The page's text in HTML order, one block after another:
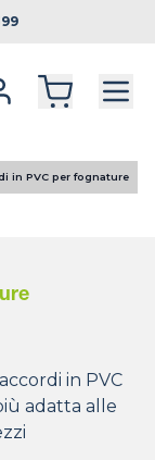
in PVC per fognature
in PVC
adatta alle